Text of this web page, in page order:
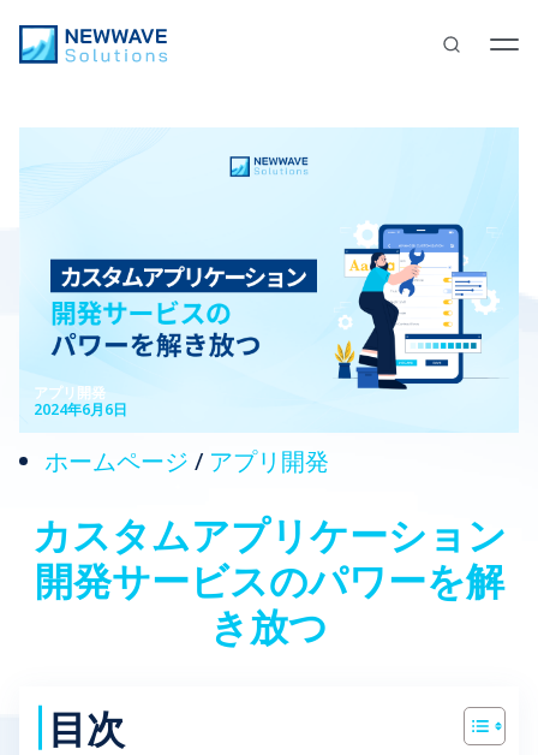
アプリ開発
2024年6月6日
ホームページ / アプリ開発
カスタムアプリケーション
開発サービスのパワーを解
き放つ
目次